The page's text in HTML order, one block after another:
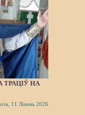
ТРАЦІЎ НА
11 Ліпень 2026